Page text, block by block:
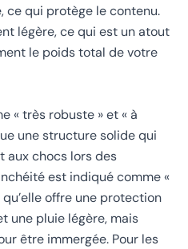
ce qui protège le contenu.
légère, ce qui est un atout
le poids total de votre
« très robuste » et « à
une structure solide qui
aux chocs lors des
est indiqué comme «
offre une protection
une pluie légère, mais
être immergée. Pour les